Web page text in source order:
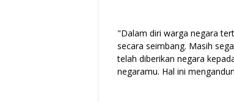
"Dalam diri warga negara
secara seimbang. Masih
telah diberikan negara
negaramu. Hal ini